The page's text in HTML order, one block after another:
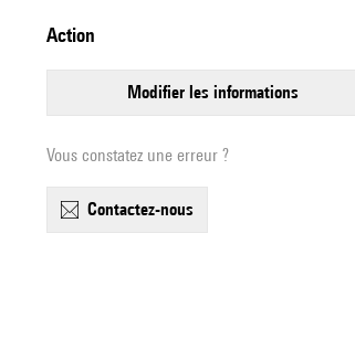
action
modifier les informations
Vous constatez une erreur ?
contactez-nous